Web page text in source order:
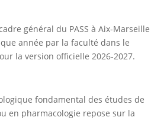
général du PASS à Aix-Marseille
année par la faculté dans le
la version officielle 2026-2027.
fondamental des études de
en pharmacologie repose sur la